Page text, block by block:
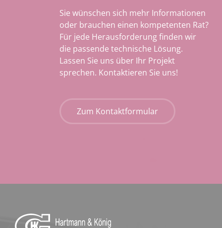
Sie wünschen sich mehr Informationen
oder brauchen einen kompetenten Rat?
Für jede Herausforderung finden wir
die passende technische Lösung.
Lassen Sie uns über Ihr Projekt
sprechen. Kontaktieren Sie uns!
Zum Kontaktformular